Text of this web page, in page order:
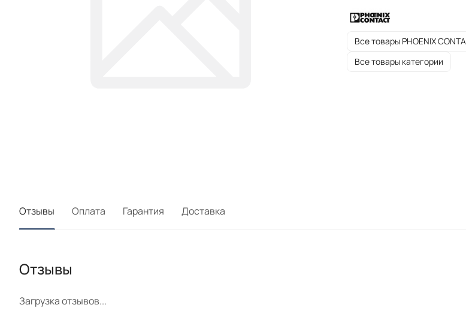
Все товары PHOENIX
Все товары категории
Отзывы Оплата Гарантия Доставка
Отзывы
Загрузка отзывов...